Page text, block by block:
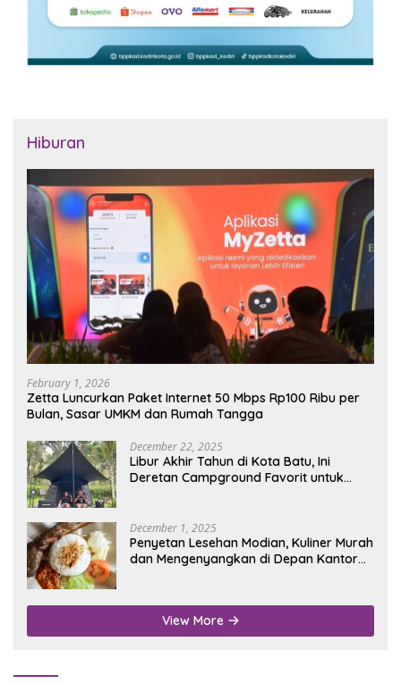
Hiburan
February 1, 2026
Zetta Luncurkan Paket Internet 50 Mbps Rp100 Ribu per
Bulan, Sasar UMKM dan Rumah Tangga
December 22, 2025
Libur Akhir Tahun di Kota Batu, Ini
Deretan Campground Favorit untuk
December 1, 2025
Penyetan Lesehan Modian, Kuliner Murah
dan Mengenyangkan di Depan Kantor
View More